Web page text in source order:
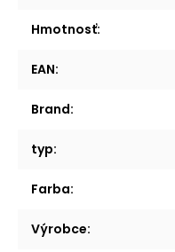
Hmotnosť:
EAN:
Brand:
typ:
Farba:
Výrobce: